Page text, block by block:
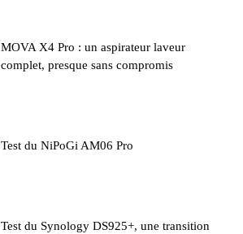
MOVA X4 Pro : un aspirateur laveur
complet, presque sans compromis
Test du NiPoGi AM06 Pro
Test du Synology DS925+, une transition